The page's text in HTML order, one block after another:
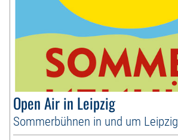
Open Air in Leipzig
Sommerbühnen in und um Leipzig